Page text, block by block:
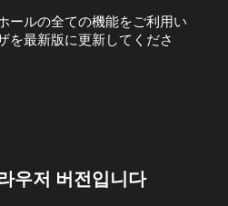
ールの全ての機能をご利用い
を最新版に更新してくださ
우저 버전입니다